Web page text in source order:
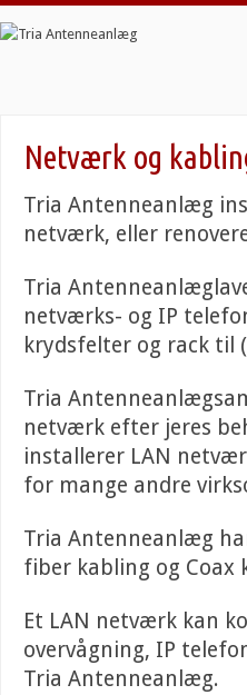
Netværk og
Tria Antenneanlæg
netværk, eller
Tria
netværks- og IP
krydsfelter og rack til
Tria
netværk efter jeres
installerer LAN
for mange andre
Tria Antenneanlæg
fiber kabling og Coax
Et LAN netværk kan
overvågning, IP
Tria Antenneanlæg.